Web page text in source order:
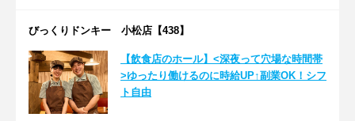
びっくりドンキー 小松店【438】
【飲食店のホール】<深夜って穴場な時間帯
>ゆったり働けるのに時給UP↑副業OK！シフ
ト自由